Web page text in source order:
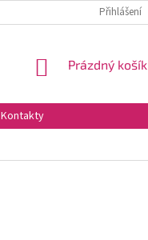
Přihlášení
NÁKUPNÍ
Prázdný košík
Kontakty